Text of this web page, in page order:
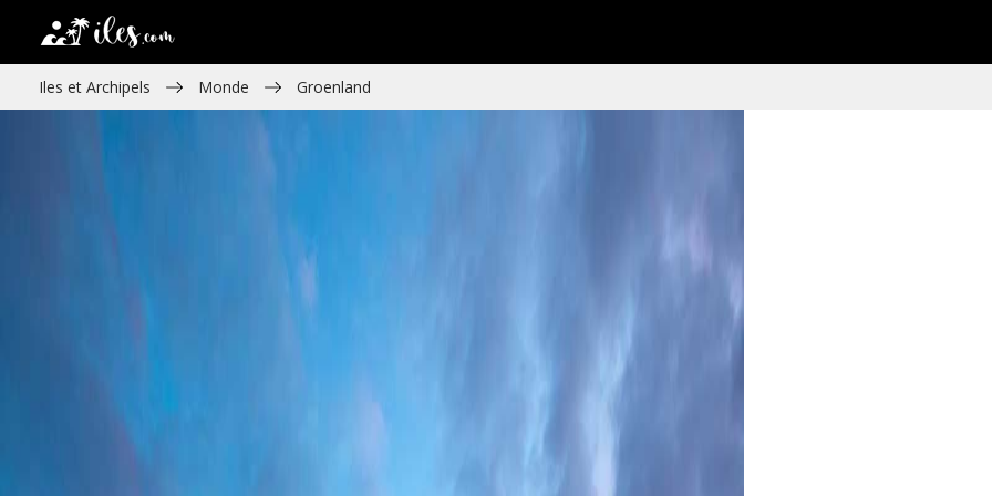
Iles et Archipels Monde Groenland